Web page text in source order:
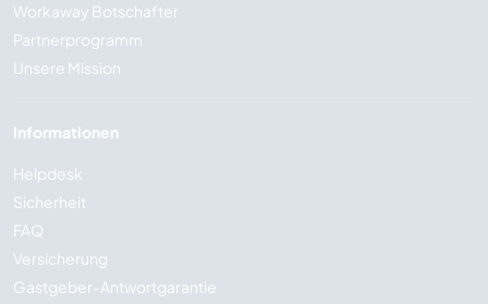
Workaway Botschafter
Partnerprogramm
Unsere Mission
Informationen
Helpdesk
Sicherheit
FAQ
Versicherung
Gastgeber-Antwortgarantie